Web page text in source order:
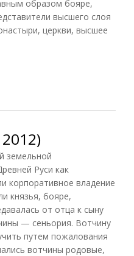
образом бояре,
высшего слоя
церкви, высшее
земельной
Руси как
корпоративное владение
князья, бояре,
от отца к сыну
— сеньория. Вотчину
путем пожалования
вотчины родовые,